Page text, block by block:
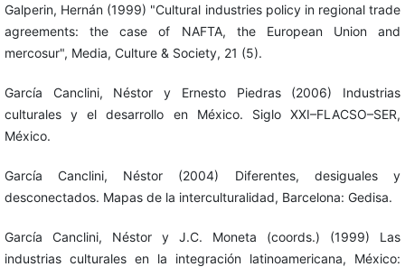
Galperin, Hernán (1999) "Cultural industries policy in regional trade
agreements: the case of NAFTA, the European Union and
mercosur", Media, Culture & Society, 21 (5).
García Canclini, Néstor y Ernesto Piedras (2006) Industrias
culturales y el desarrollo en México. Siglo XXI–FLACSO–SER,
México.
García Canclini, Néstor (2004) Diferentes, desiguales y
desconectados. Mapas de la interculturalidad, Barcelona: Gedisa.
García Canclini, Néstor y J.C. Moneta (coords.) (1999) Las
industrias culturales en la integración latinoamericana, México: